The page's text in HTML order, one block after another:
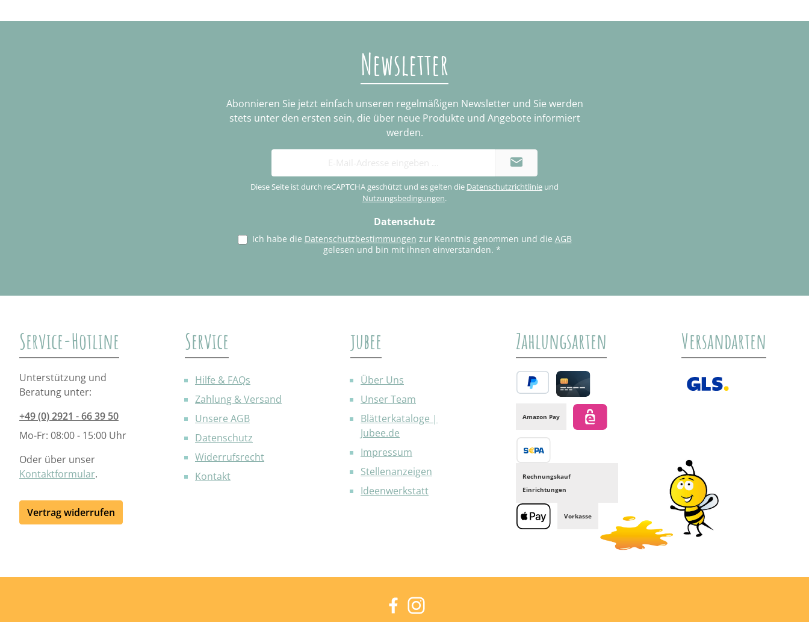
Newsletter
Abonnieren Sie jetzt einfach unseren regelmäßigen Newsletter und Sie werden
stets unter den ersten sein, die über neue Produkte und Angebote informiert
werden.
Adresse
*
Diese Seite ist durch reCAPTCHA geschützt und es gelten die Datenschutzrichtlinie und
Nutzungsbedingungen.
Datenschutz
Ich habe die Datenschutzbestimmungen zur Kenntnis genommen und die AGB
gelesen und bin mit ihnen einverstanden. *
Service-Hotline
Unterstützung und
Beratung unter:
+49 (0) 2921 - 66 39 50
Mo-Fr: 08:00 - 15:00 Uhr
Oder über unser
Kontaktformular.
Vertrag widerrufen
Service
Hilfe & FAQs
Zahlung & Versand
Unsere AGB
Datenschutz
Widerrufsrecht
Kontakt
jubee
Über Uns
Unser Team
Blätterkataloge |
Jubee.de
Impressum
Stellenanzeigen
Ideenwerkstatt
Zahlungsarten
Credit card
Amazon Pay
Rechnungskauf
Einrichtungen
Vorkasse
Versandarten
FacebookInstagram